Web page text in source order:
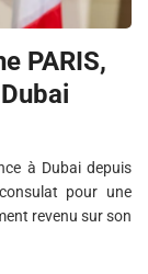
PARIS,
à Dubai depuis
pour une
revenu sur son